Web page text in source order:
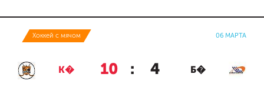
Хоккей с мячом 06 МАРТА
К� 10 : 4 Б�